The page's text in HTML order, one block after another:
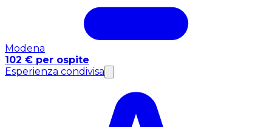
Modena
102 € per ospite
Esperienza condivisa